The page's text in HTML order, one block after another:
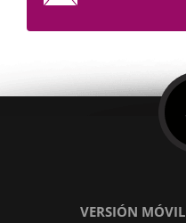
VERSIÓN MÓVIL